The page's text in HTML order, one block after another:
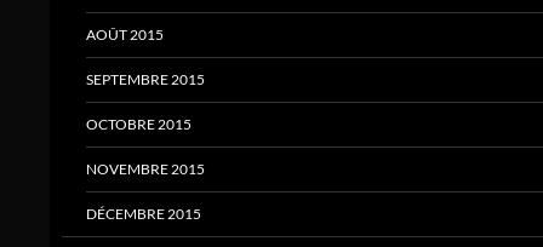
AOÛT 2015
SEPTEMBRE 2015
OCTOBRE 2015
NOVEMBRE 2015
DÉCEMBRE 2015